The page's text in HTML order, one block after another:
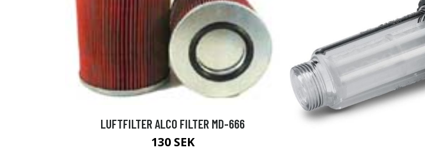
LUFTFILTER ALCO FILTER MD-666
130 SEK